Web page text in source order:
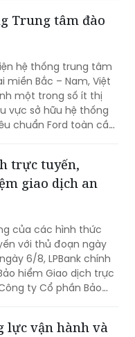
trưởng của một
dân”, mà còn phản
doanh nghiệp Việt
cao năng lực cạnh
Trung tâm đào
hệ thống trung tâm
miền Bắc – Nam, Việt
một trong số ít thị
vực sở hữu hệ thống
chuẩn Ford toàn cầu,
trực tuyến,
giao dịch an
của các hình thức
với thủ đoạn ngày
6/8, LPBank chính
hiểm Giao dịch trực
ty Cổ phần Bảo
lực vận hành và